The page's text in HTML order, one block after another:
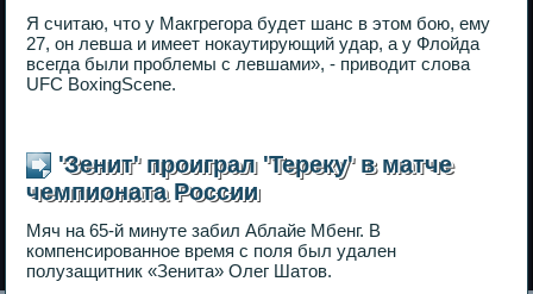
Я считаю, что у Макгрегора будет шанс в этом бою, ему
27, он левша и имеет нокаутирующий удар, а у Флойда
всегда были проблемы с левшами», - приводит слова
UFC BoxingScene.
'Зенит' проиграл 'Тереку' в матче
чемпионата России
Мяч на 65-й минуте забил Аблайе Мбенг. В
компенсированное время с поля был удален
полузащитник «Зенита» Олег Шатов.